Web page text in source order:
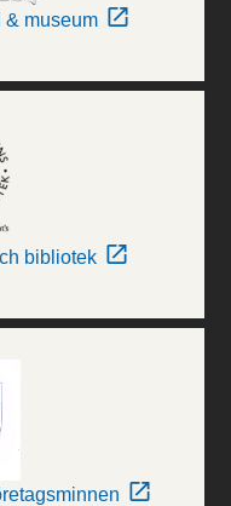
& museum
bibliotek